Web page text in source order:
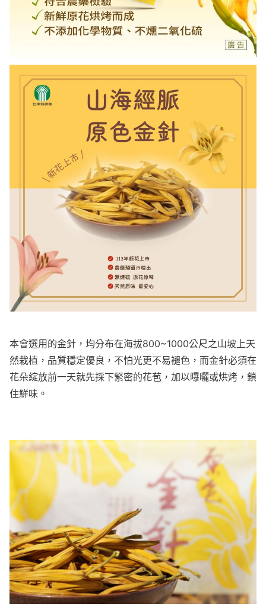
本會選用的金針，均分布在海拔800~1000公尺之山坡上天
然栽植，品質穩定優良，不怕光更不易褪色，而金針必須在
花朵綻放前一天就先採下緊密的花苞，加以曝曬或烘烤，鎖
住鮮味。